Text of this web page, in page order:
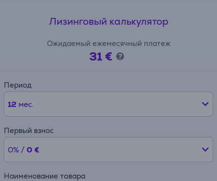
Лизинговый калькулятор
Ожидаемый ежемесячный платеж
31 €
Период
12 мес.
Первый взнос
0% / 0 €
Наименование товара